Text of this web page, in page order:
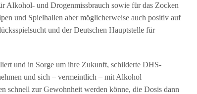
Alkohol- und Drogenmissbrauch sowie für das Zocken
und Spielhallen aber möglicherweise auch positiv auf
und der Deutschen Hauptstelle für
und in Sorge um ihre Zukunft, schilderte DHS-
und sich – vermeintlich – mit Alkohol
schnell zur Gewohnheit werden könne, die Dosis dann